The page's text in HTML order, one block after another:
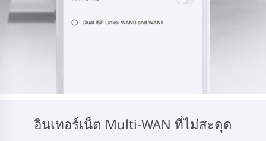
อินเทอร์เน็ต Multi-WAN ที่ไม่สะดุด